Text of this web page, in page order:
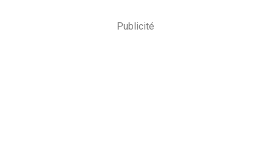
Publicité